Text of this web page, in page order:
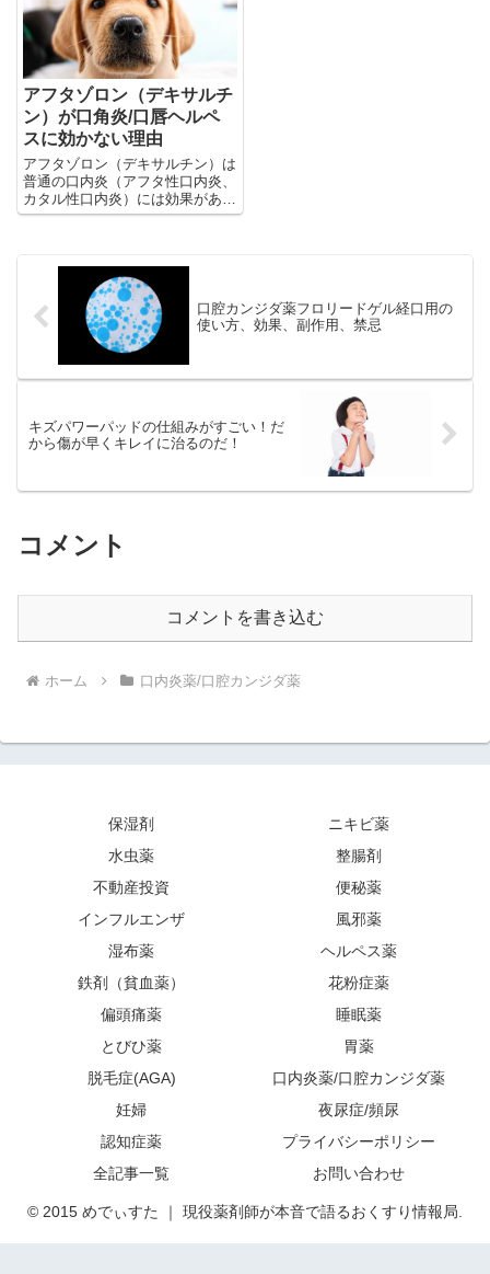
アフタゾロン（デキサルチ
ン）が口角炎/口唇ヘルペ
スに効かない理由
アフタゾロン（デキサルチン）は
普通の口内炎（アフタ性口内炎、
カタル性口内炎）には効果があり
ますが、感染性の口内炎には効き
口腔カンジダ薬フロリードゲル経口用の
使い方、効果、副作用、禁忌
キズパワーパッドの仕組みがすごい！だ
から傷が早くキレイに治るのだ！
コメント
コメントを書き込む
ホーム 口内炎薬/口腔カンジダ薬
保湿剤
ニキビ薬
水虫薬
整腸剤
不動産投資
便秘薬
インフルエンザ
風邪薬
湿布薬
ヘルペス薬
鉄剤（貧血薬）
花粉症薬
偏頭痛薬
睡眠薬
とびひ薬
胃薬
脱毛症(AGA)
口内炎薬/口腔カンジダ薬
妊婦
夜尿症/頻尿
認知症薬
プライバシーポリシー
全記事一覧
お問い合わせ
© 2015 めでぃすた ｜ 現役薬剤師が本音で語るおくすり情報局.